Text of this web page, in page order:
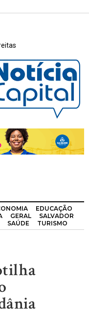
EDUCAÇÃO
GERAL
SALVADOR
SAÚDE TURISMO